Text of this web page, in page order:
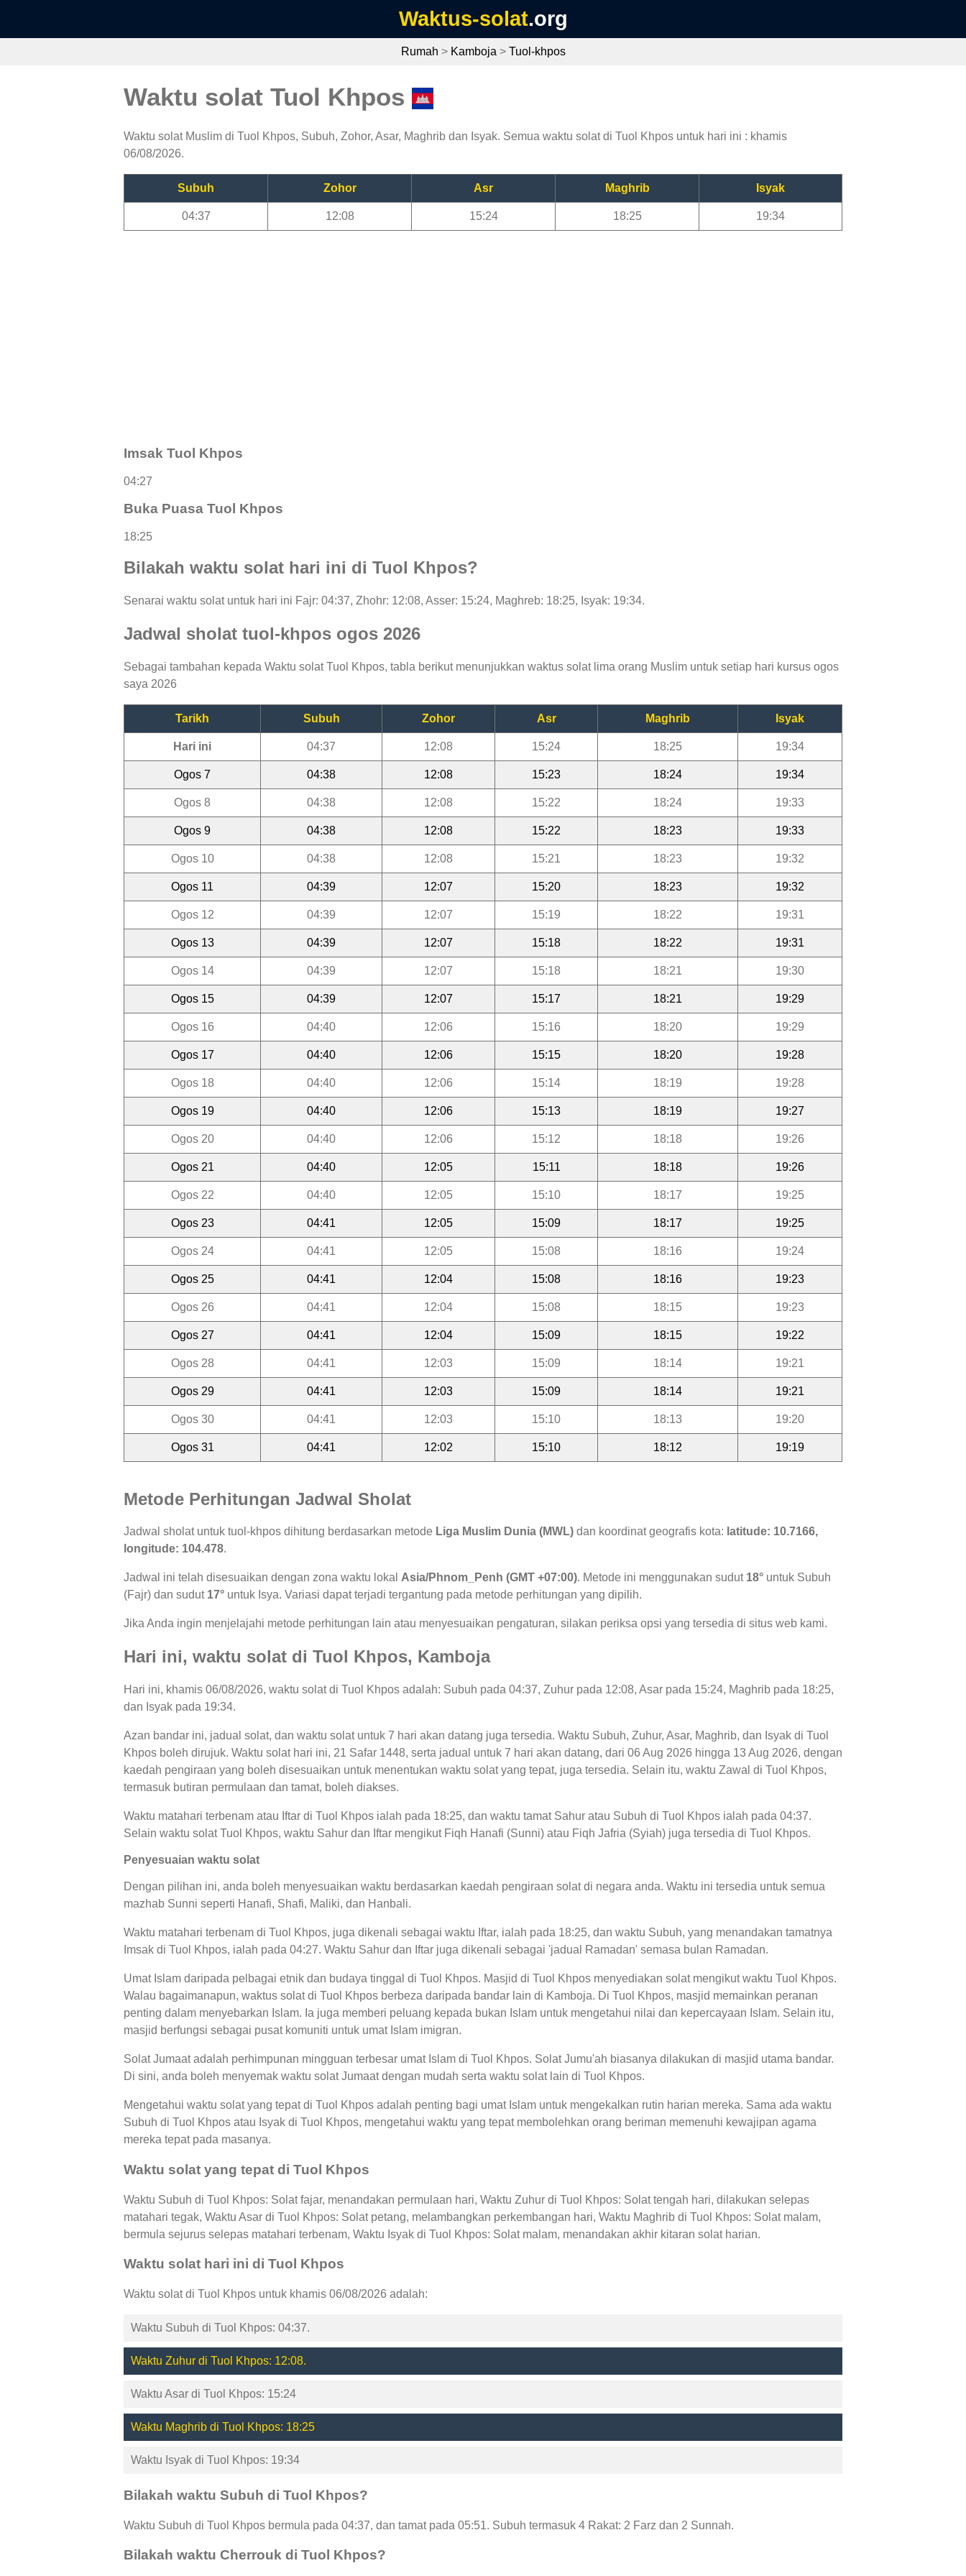
Waktus-solat.org
Rumah > Kamboja > Tuol-khpos
Waktu solat Tuol Khpos
Waktu solat Muslim di Tuol Khpos, Subuh, Zohor, Asar, Maghrib dan Isyak. Semua waktu solat di Tuol Khpos untuk hari ini : khamis
06/08/2026.
Subuh Zohor Asr Maghrib Isyak
04:37 12:08 15:24 18:25 19:34
Imsak Tuol Khpos
04:27
Buka Puasa Tuol Khpos
18:25
Bilakah waktu solat hari ini di Tuol Khpos?
Senarai waktu solat untuk hari ini Fajr: 04:37, Zhohr: 12:08, Asser: 15:24, Maghreb: 18:25, Isyak: 19:34.
Jadwal sholat tuol-khpos ogos 2026
Sebagai tambahan kepada Waktu solat Tuol Khpos, tabla berikut menunjukkan waktus solat lima orang Muslim untuk setiap hari kursus ogos
saya 2026
Tarikh Subuh Zohor Asr Maghrib Isyak
Hari ini 04:37 12:08 15:24 18:25 19:34
Ogos 7 04:38 12:08 15:23 18:24 19:34
Ogos 8 04:38 12:08 15:22 18:24 19:33
Ogos 9 04:38 12:08 15:22 18:23 19:33
Ogos 10 04:38 12:08 15:21 18:23 19:32
Ogos 11 04:39 12:07 15:20 18:23 19:32
Ogos 12 04:39 12:07 15:19 18:22 19:31
Ogos 13 04:39 12:07 15:18 18:22 19:31
Ogos 14 04:39 12:07 15:18 18:21 19:30
Ogos 15 04:39 12:07 15:17 18:21 19:29
Ogos 16 04:40 12:06 15:16 18:20 19:29
Ogos 17 04:40 12:06 15:15 18:20 19:28
Ogos 18 04:40 12:06 15:14 18:19 19:28
Ogos 19 04:40 12:06 15:13 18:19 19:27
Ogos 20 04:40 12:06 15:12 18:18 19:26
Ogos 21 04:40 12:05 15:11 18:18 19:26
Ogos 22 04:40 12:05 15:10 18:17 19:25
Ogos 23 04:41 12:05 15:09 18:17 19:25
Ogos 24 04:41 12:05 15:08 18:16 19:24
Ogos 25 04:41 12:04 15:08 18:16 19:23
Ogos 26 04:41 12:04 15:08 18:15 19:23
Ogos 27 04:41 12:04 15:09 18:15 19:22
Ogos 28 04:41 12:03 15:09 18:14 19:21
Ogos 29 04:41 12:03 15:09 18:14 19:21
Ogos 30 04:41 12:03 15:10 18:13 19:20
Ogos 31 04:41 12:02 15:10 18:12 19:19
Metode Perhitungan Jadwal Sholat
Jadwal sholat untuk tuol-khpos dihitung berdasarkan metode Liga Muslim Dunia (MWL) dan koordinat geografis kota: latitude: 10.7166,
longitude: 104.478.
Jadwal ini telah disesuaikan dengan zona waktu lokal Asia/Phnom_Penh (GMT +07:00). Metode ini menggunakan sudut 18° untuk Subuh
(Fajr) dan sudut 17° untuk Isya. Variasi dapat terjadi tergantung pada metode perhitungan yang dipilih.
Jika Anda ingin menjelajahi metode perhitungan lain atau menyesuaikan pengaturan, silakan periksa opsi yang tersedia di situs web kami.
Hari ini, waktu solat di Tuol Khpos, Kamboja
Hari ini, khamis 06/08/2026, waktu solat di Tuol Khpos adalah: Subuh pada 04:37, Zuhur pada 12:08, Asar pada 15:24, Maghrib pada 18:25,
dan Isyak pada 19:34.
Azan bandar ini, jadual solat, dan waktu solat untuk 7 hari akan datang juga tersedia. Waktu Subuh, Zuhur, Asar, Maghrib, dan Isyak di Tuol
Khpos boleh dirujuk. Waktu solat hari ini, 21 Safar 1448, serta jadual untuk 7 hari akan datang, dari 06 Aug 2026 hingga 13 Aug 2026, dengan
kaedah pengiraan yang boleh disesuaikan untuk menentukan waktu solat yang tepat, juga tersedia. Selain itu, waktu Zawal di Tuol Khpos,
termasuk butiran permulaan dan tamat, boleh diakses.
Waktu matahari terbenam atau Iftar di Tuol Khpos ialah pada 18:25, dan waktu tamat Sahur atau Subuh di Tuol Khpos ialah pada 04:37.
Selain waktu solat Tuol Khpos, waktu Sahur dan Iftar mengikut Fiqh Hanafi (Sunni) atau Fiqh Jafria (Syiah) juga tersedia di Tuol Khpos.
Penyesuaian waktu solat
Dengan pilihan ini, anda boleh menyesuaikan waktu berdasarkan kaedah pengiraan solat di negara anda. Waktu ini tersedia untuk semua
mazhab Sunni seperti Hanafi, Shafi, Maliki, dan Hanbali.
Waktu matahari terbenam di Tuol Khpos, juga dikenali sebagai waktu Iftar, ialah pada 18:25, dan waktu Subuh, yang menandakan tamatnya
Imsak di Tuol Khpos, ialah pada 04:27. Waktu Sahur dan Iftar juga dikenali sebagai 'jadual Ramadan' semasa bulan Ramadan.
Umat Islam daripada pelbagai etnik dan budaya tinggal di Tuol Khpos. Masjid di Tuol Khpos menyediakan solat mengikut waktu Tuol Khpos.
Walau bagaimanapun, waktus solat di Tuol Khpos berbeza daripada bandar lain di Kamboja. Di Tuol Khpos, masjid memainkan peranan
penting dalam menyebarkan Islam. Ia juga memberi peluang kepada bukan Islam untuk mengetahui nilai dan kepercayaan Islam. Selain itu,
masjid berfungsi sebagai pusat komuniti untuk umat Islam imigran.
Solat Jumaat adalah perhimpunan mingguan terbesar umat Islam di Tuol Khpos. Solat Jumu'ah biasanya dilakukan di masjid utama bandar.
Di sini, anda boleh menyemak waktu solat Jumaat dengan mudah serta waktu solat lain di Tuol Khpos.
Mengetahui waktu solat yang tepat di Tuol Khpos adalah penting bagi umat Islam untuk mengekalkan rutin harian mereka. Sama ada waktu
Subuh di Tuol Khpos atau Isyak di Tuol Khpos, mengetahui waktu yang tepat membolehkan orang beriman memenuhi kewajipan agama
mereka tepat pada masanya.
Waktu solat yang tepat di Tuol Khpos
Waktu Subuh di Tuol Khpos: Solat fajar, menandakan permulaan hari, Waktu Zuhur di Tuol Khpos: Solat tengah hari, dilakukan selepas
matahari tegak, Waktu Asar di Tuol Khpos: Solat petang, melambangkan perkembangan hari, Waktu Maghrib di Tuol Khpos: Solat malam,
bermula sejurus selepas matahari terbenam, Waktu Isyak di Tuol Khpos: Solat malam, menandakan akhir kitaran solat harian.
Waktu solat hari ini di Tuol Khpos
Waktu solat di Tuol Khpos untuk khamis 06/08/2026 adalah:
Waktu Subuh di Tuol Khpos: 04:37.
Waktu Zuhur di Tuol Khpos: 12:08.
Waktu Asar di Tuol Khpos: 15:24
Waktu Maghrib di Tuol Khpos: 18:25
Waktu Isyak di Tuol Khpos: 19:34
Bilakah waktu Subuh di Tuol Khpos?
Waktu Subuh di Tuol Khpos bermula pada 04:37, dan tamat pada 05:51. Subuh termasuk 4 Rakat: 2 Farz dan 2 Sunnah.
Bilakah waktu Cherrouk di Tuol Khpos?